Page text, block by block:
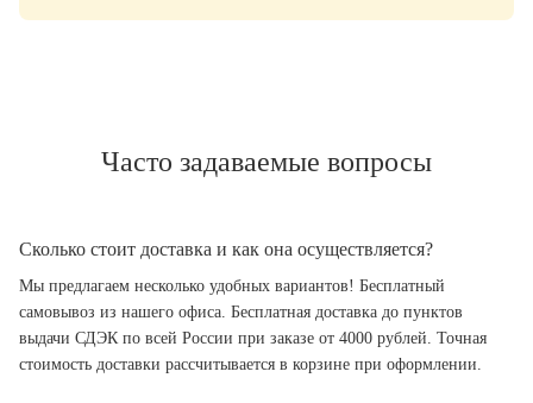
Часто задаваемые вопросы
Сколько стоит доставка и как она осуществляется?
Мы предлагаем несколько удобных вариантов! Бесплатный
самовывоз из нашего офиса. Бесплатная доставка до пунктов
выдачи СДЭК по всей России при заказе от 4000 рублей. Точная
стоимость доставки рассчитывается в корзине при оформлении.